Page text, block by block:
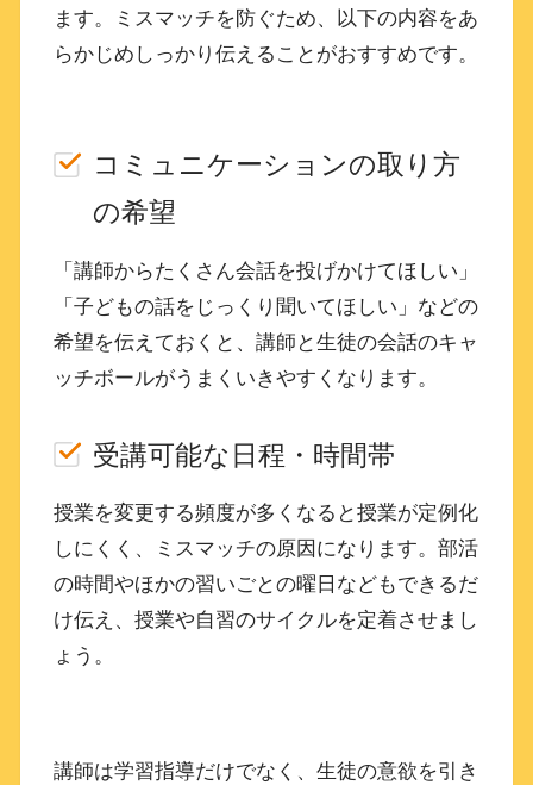
ます。ミスマッチを防ぐため、以下の内容をあ
らかじめしっかり伝えることがおすすめです。
コミュニケーションの取り方
の希望
「講師からたくさん会話を投げかけてほしい」
「子どもの話をじっくり聞いてほしい」などの
希望を伝えておくと、講師と生徒の会話のキャ
ッチボールがうまくいきやすくなります。
受講可能な日程・時間帯
授業を変更する頻度が多くなると授業が定例化
しにくく、ミスマッチの原因になります。部活
の時間やほかの習いごとの曜日などもできるだ
け伝え、授業や自習のサイクルを定着させまし
ょう。
講師は学習指導だけでなく、生徒の意欲を引き